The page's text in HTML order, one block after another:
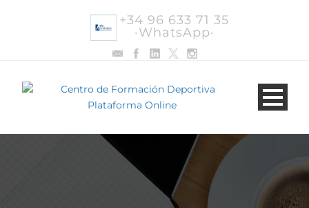
+34 96 633 71 35
·WhatsApp·